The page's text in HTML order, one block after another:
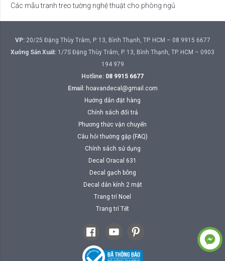
Các mẫu tranh treo tường nghệ thuật cho phòng ngủ
VP:20/25 Đặng Thùy Trâm, P. 13, Bình Thạnh, TP. HCM – 08 9915 6677
Xưởng Sản Xuất: 1/7S Đặng Thùy Trâm, P. 13, Bình Thạnh, TP. HCM – 0903
194 979
Hotline: 08 9915 6677
Email: hoavandecal@gmail.com
Hướng dẫn đặt hàng
Chính sách đổi trả
Phương thức vận chuyển
Câu hỏi thường gặp (FAQ)
Chính sách sử dụng
Decal Oracal 631
Decal gạch bông
Decal dán kính 2 mặt
Trang trí Noel
Trang trí Tết